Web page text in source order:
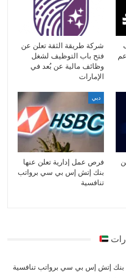
شركة طريقة الثقة تعلن عن
فتح باب التوظيف لشغل
وظائف مالية عن بُعد في
الإمارات
دبي
فرص عمل إدارية تعلن عنها
بنك إتش إس بي سي برواتب
تنافسية
بنك إتش إس بي سي برواتب تنافسية